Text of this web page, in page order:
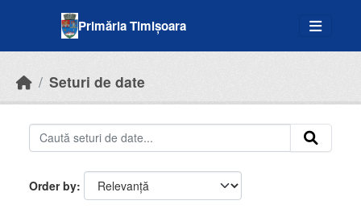
Primăria Timișoara
Seturi de date
Order by